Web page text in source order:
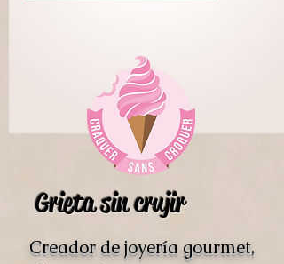
Grieta sin crujir
Creador de joyería gourmet,